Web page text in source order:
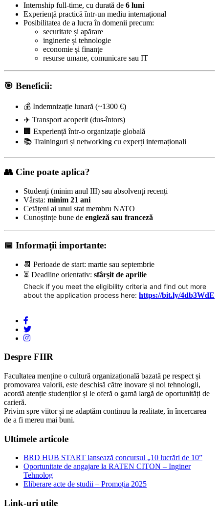
Internship full-time, cu durată de 6 luni
Experiență practică într-un mediu internațional
Posibilitatea de a lucra în domenii precum:
securitate și apărare
inginerie și tehnologie
economie și finanțe
resurse umane, comunicare sau IT
🎯 Beneficii:
💰 Indemnizație lunară (~1300 €)
✈️ Transport acoperit (dus-întors)
🏢 Experiență într-o organizație globală
📚 Traininguri și networking cu experți internaționali
👥 Cine poate aplica?
Studenți (minim anul III) sau absolvenți recenți
Vârsta: minim 21 ani
Cetățeni ai unui stat membru NATO
Cunoștințe bune de engleză sau franceză
📅 Informații importante:
📆 Perioade de start: martie sau septembrie
⏳ Deadline orientativ: sfârșit de aprilie
Check if you meet the eligibility criteria and find out more
about the application process here: https://bit.ly/4db3WdE
Despre FIIR
Facultatea menține o cultură organizațională bazată pe respect și
promovarea valorii, este deschisă către inovare și noi tehnologii,
acordă atenție studenților și le oferă o gamă largă de oportunități de
carieră.
Privim spre viitor și ne adaptăm continuu la realitate, în încercarea
de a fi mereu mai buni.
Ultimele articole
BRD HUB START lansează concursul „10 lucrări de 10”
Oportunitate de angajare la RATEN CITON – Inginer
Tehnolog
Eliberare acte de studii – Promoția 2025
Link-uri utile